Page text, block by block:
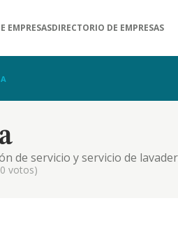
EMPRESASDIRECTORIO DE EMPRESAS
de servicio y servicio de
votos)